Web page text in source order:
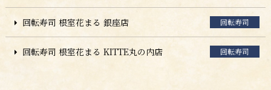
回転寿司 根室花まる 銀座店 回転寿司
回転寿司 根室花まる KITTE丸の内店 回転寿司